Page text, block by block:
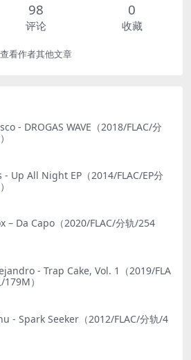
98
评论
0
收藏
查看作者其他文章
- DROGAS WAVE（2018/FLAC/分
- Up All Night EP（2014/FLAC/EP分
– Da Capo（2020/FLAC/分轨/254
- Trap Cake, Vol. 1（2019/FLA
179M）
- Spark Seeker（2012/FLAC/分轨/4